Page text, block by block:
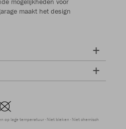
maakt het design
op lage temperatuur Niet bleken Niet chemisch